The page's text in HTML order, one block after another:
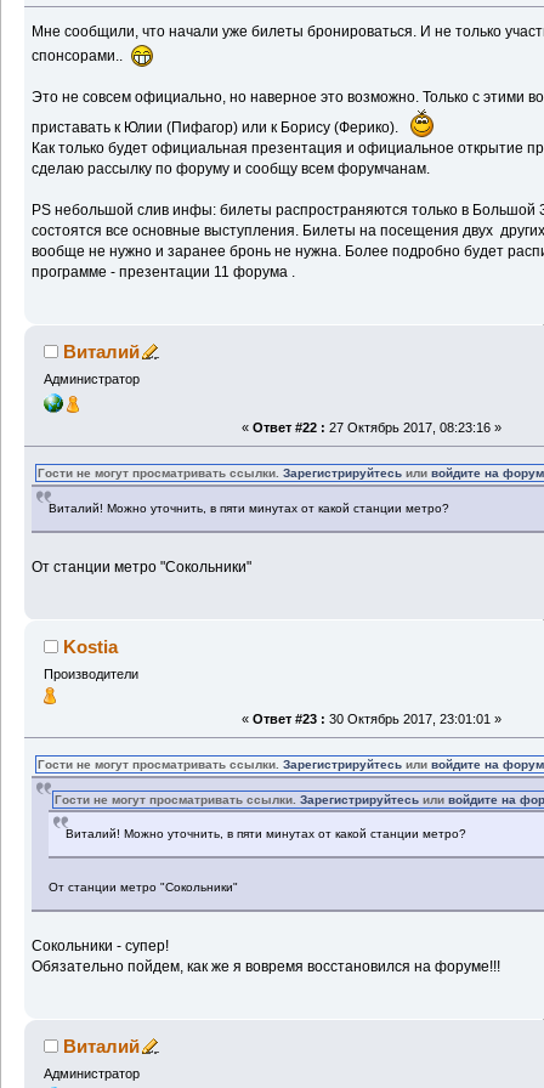
Мне сообщили, что начали уже билеты бронироваться. И не только
спонсорами..
Это не совсем официально, но наверное это возможно. Только с этими
приставать к Юлии (Пифагор) или к Борису (Ферико).
Как только будет официальная презентация и официальное открытие
сделаю рассылку по форуму и сообщу всем форумчанам.
PS небольшой слив инфы: билеты распространяются только в Большой
состоятся все основные выступления. Билеты на посещения двух
вообще не нужно и заранее бронь не нужна. Более подробно будет
программе - презентации 11 форума .
Виталий
Администратор
« Ответ #22 : 27 Октябрь 2017, 08:23:16 »
Гости не могут просматривать ссылки.Зарегистрируйтесь иливойдите на форум
Виталий! Можно уточнить, в пяти минутах от какой станции метро?
От станции метро "Сокольники"
Kostia
Производители
« Ответ #23 : 30 Октябрь 2017, 23:01:01 »
Гости не могут просматривать ссылки.Зарегистрируйтесь иливойдите на форум
Гости не могут просматривать ссылки.Зарегистрируйтесь иливойдите на
Виталий! Можно уточнить, в пяти минутах от какой станции метро?
От станции метро "Сокольники"
Сокольники - супер!
Обязательно пойдем, как же я вовремя восстановился на форуме!!!
Виталий
Администратор